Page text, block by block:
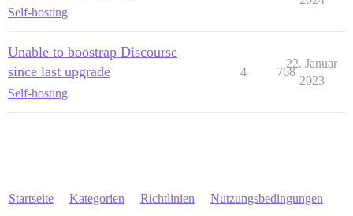
Self-hosting
Unable to boostrap Discourse
since last upgrade
Self-hosting
4 768
22. Januar
2023
Startseite Kategorien Richtlinien Nutzungsbedingungen